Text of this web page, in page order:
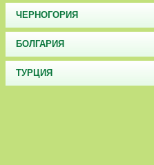
ЧЕРНОГОРИЯ
БОЛГАРИЯ
ТУРЦИЯ